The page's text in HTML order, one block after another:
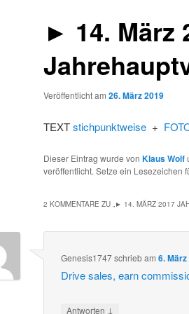
► 14. März
Veröffentlicht am 26. März 2019
TEXTstichpunktweise+
Dieser Eintrag wurde von Klaus Wolf
veröffentlicht. Setze ein Lesezeichen
2 KOMMENTARE ZU „► 14. MÄRZ 2017
Genesis1747schriebam6.
Drive sales, earn
Antworten ↓